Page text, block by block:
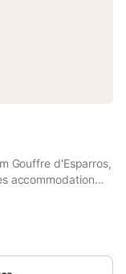
Gouffre d'Esparros,
accommodation
lounge and a